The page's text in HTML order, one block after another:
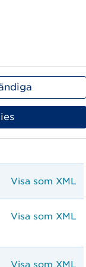
Visa som XML
Visa som XML
Visa som XML
Visa som XML